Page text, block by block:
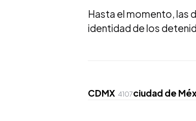
Hasta el momento, las
identidad de los
CDMX 4107ciudad de